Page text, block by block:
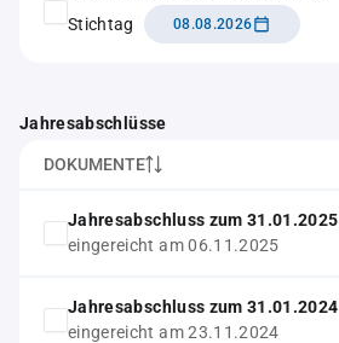
Stichtag
08.08.2026
Jahresabschlüsse
DOKUMENTE
Jahresabschluss zum 31.01.2025
eingereicht am 06.11.2025
Jahresabschluss zum 31.01.2024
eingereicht am 23.11.2024